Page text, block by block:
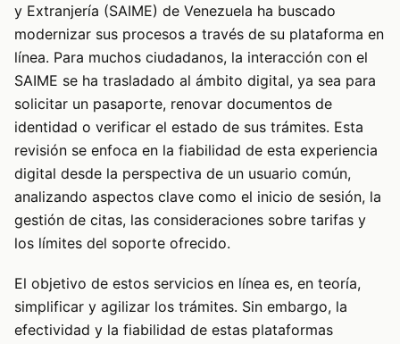
y Extranjería (SAIME) de Venezuela ha buscado
modernizar sus procesos a través de su plataforma en
línea. Para muchos ciudadanos, la interacción con el
SAIME se ha trasladado al ámbito digital, ya sea para
solicitar un pasaporte, renovar documentos de
identidad o verificar el estado de sus trámites. Esta
revisión se enfoca en la fiabilidad de esta experiencia
digital desde la perspectiva de un usuario común,
analizando aspectos clave como el inicio de sesión, la
gestión de citas, las consideraciones sobre tarifas y
los límites del soporte ofrecido.
El objetivo de estos servicios en línea es, en teoría,
simplificar y agilizar los trámites. Sin embargo, la
efectividad y la fiabilidad de estas plataformas